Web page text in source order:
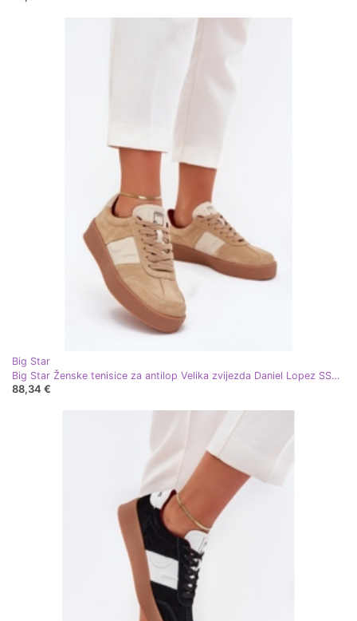
Big Star
Big Star Ženske tenisice za antilop Velika zvijezda Daniel Lopez SS2D4022 bež
88,34 €